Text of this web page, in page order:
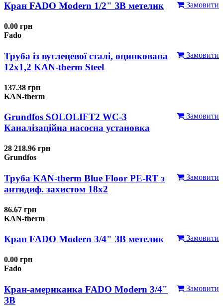
Замовити
Кран FADO Modern 1/2" ЗВ метелик
0.00 грн
Fado
Замовити
Труба із вуглецевої сталі, оцинкована
12x1,2 KAN-therm Steel
137.38 грн
KAN-therm
Замовити
Grundfos SOLOLIFT2 WC-3
Каналізаційна насосна установка
28 218.96 грн
Grundfos
Замовити
Труба KAN-therm Blue Floor PE-RT з
антидиф. захистом 18х2
86.67 грн
KAN-therm
Замовити
Кран FADO Modern 3/4" ЗВ метелик
0.00 грн
Fado
Замовити
Кран-американка FADO Modern 3/4"
ЗВ